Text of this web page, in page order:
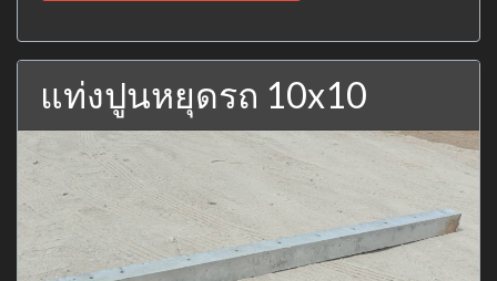
แท่งปูนหยุดรถ 10x10